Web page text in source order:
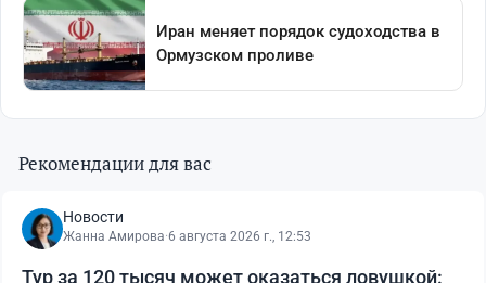
Рекомендации для вас
Новости
Жанна Амирова·6 августа 2026 г., 12:53
Тур за 120 тысяч может оказаться ловушкой: